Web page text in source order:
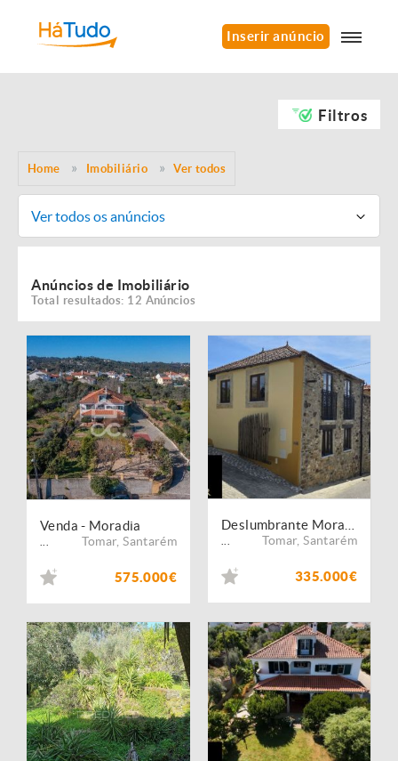
Inserir anúncio
Filtros
Home Imobiliário Ver todos
Ver todos os anúncios
Anúncios de Imobiliário
Total resultados: 12 Anúncios
Venda - Moradia
Tomar,Santarém
575.000€
Tomar,Santarém
335.000€